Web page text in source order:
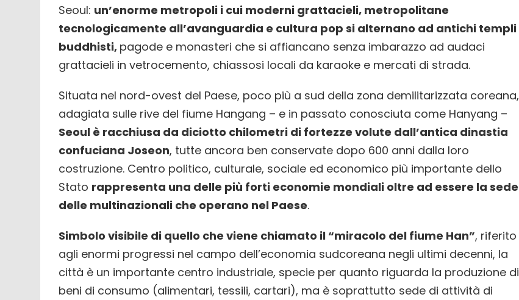
Seoul: un’enorme metropoli i cui moderni grattacieli, metropolitane
tecnologicamente all’avanguardia e cultura pop si alternano ad antichi templi
buddhisti, pagode e monasteri che si affiancano senza imbarazzo ad audaci
grattacieli in vetrocemento, chiassosi locali da karaoke e mercati di strada.
Situata nel nord-ovest del Paese, poco più a sud della zona demilitarizzata coreana,
adagiata sulle rive del fiume Hangang – e in passato conosciuta come Hanyang –
Seoul è racchiusa da diciotto chilometri di fortezze volute dall’antica dinastia
confuciana Joseon, tutte ancora ben conservate dopo 600 anni dalla loro
costruzione. Centro politico, culturale, sociale ed economico più importante dello
Stato rappresenta una delle più forti economie mondiali oltre ad essere la sede
delle multinazionali che operano nel Paese.
Simbolo visibile di quello che viene chiamato il “miracolo del fiume Han”, riferito
agli enormi progressi nel campo dell’economia sudcoreana negli ultimi decenni, la
città è un importante centro industriale, specie per quanto riguarda la produzione di
beni di consumo (alimentari, tessili, cartari), ma è soprattutto sede di attività di